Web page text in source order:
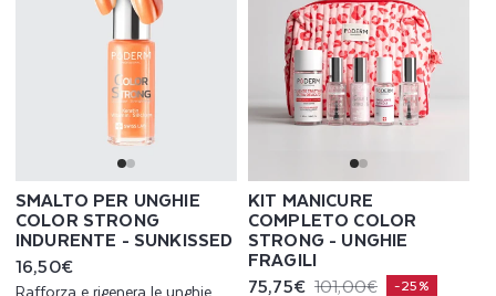
SMALTO PER UNGHIE
COLOR STRONG
INDURENTE - SUNKISSED
Prezzo
di
16,50€
KIT MANICURE
COMPLETO COLOR
STRONG - UNGHIE
FRAGILI
Prezzo
75,75€
Prezzo 101,00€ -25%